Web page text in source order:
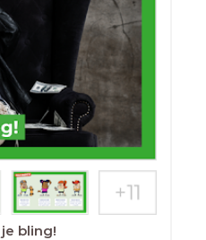
bling!